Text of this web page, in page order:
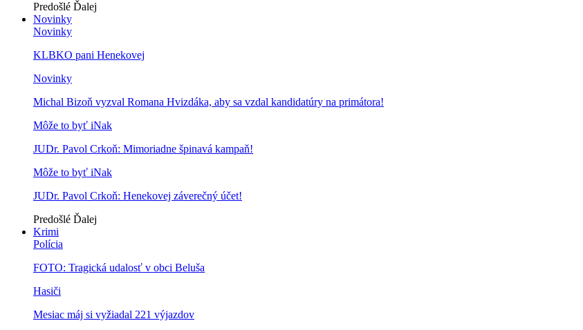
Predošlé Ďalej
Novinky
Novinky
KLBKO pani Henekovej
Novinky
Michal Bizoň vyzval Romana Hvizdáka, aby sa vzdal kandidatúry na primátora!
Môže to byť iNak
JUDr. Pavol Crkoň: Mimoriadne špinavá kampaň!
Môže to byť iNak
JUDr. Pavol Crkoň: Henekovej záverečný účet!
Predošlé Ďalej
Krimi
Polícia
FOTO: Tragická udalosť v obci Beluša
Hasiči
Mesiac máj si vyžiadal 221 výjazdov